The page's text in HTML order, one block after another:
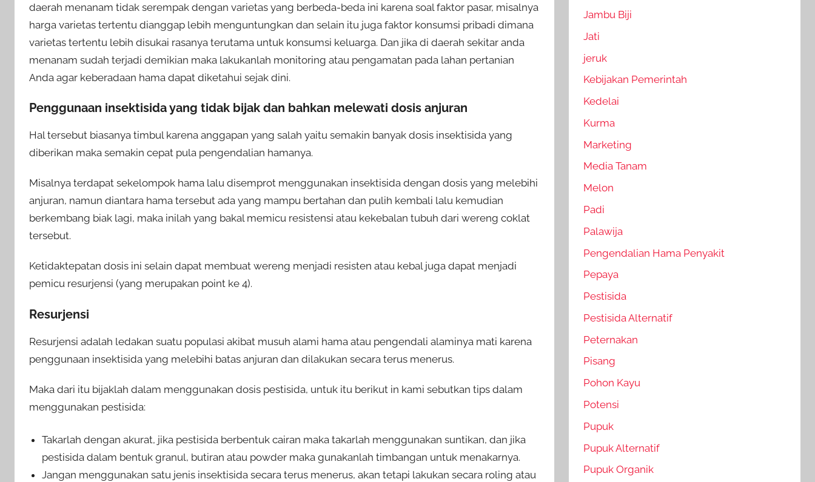
daerah menanam tidak serempak dengan varietas yang berbeda-beda ini karena soal faktor pasar, misalnya
harga varietas tertentu dianggap lebih menguntungkan dan selain itu juga faktor konsumsi pribadi dimana
varietas tertentu lebih disukai rasanya terutama untuk konsumsi keluarga. Dan jika di daerah sekitar anda
menanam sudah terjadi demikian maka lakukanlah monitoring atau pengamatan pada lahan pertanian
Anda agar keberadaan hama dapat diketahui sejak dini.
Penggunaan insektisida yang tidak bijak dan bahkan melewati dosis anjuran
Hal tersebut biasanya timbul karena anggapan yang salah yaitu semakin banyak dosis insektisida yang
diberikan maka semakin cepat pula pengendalian hamanya.
Misalnya terdapat sekelompok hama lalu disemprot menggunakan insektisida dengan dosis yang melebihi
anjuran, namun diantara hama tersebut ada yang mampu bertahan dan pulih kembali lalu kemudian
berkembang biak lagi, maka inilah yang bakal memicu resistensi atau kekebalan tubuh dari wereng coklat
tersebut.
Ketidaktepatan dosis ini selain dapat membuat wereng menjadi resisten atau kebal juga dapat menjadi
pemicu resurjensi (yang merupakan point ke 4).
Resurjensi
Resurjensi adalah ledakan suatu populasi akibat musuh alami hama atau pengendali alaminya mati karena
penggunaan insektisida yang melebihi batas anjuran dan dilakukan secara terus menerus.
Maka dari itu bijaklah dalam menggunakan dosis pestisida, untuk itu berikut in kami sebutkan tips dalam
menggunakan pestisida:
Takarlah dengan akurat, jika pestisida berbentuk cairan maka takarlah menggunakan suntikan, dan jika
pestisida dalam bentuk granul, butiran atau powder maka gunakanlah timbangan untuk menakarnya.
Jangan menggunakan satu jenis insektisida secara terus menerus, akan tetapi lakukan secara roling atau
Jambu Biji
Jati
jeruk
Kebijakan Pemerintah
Kedelai
Kurma
Marketing
Media Tanam
Melon
Padi
Palawija
Pengendalian Hama Penyakit
Pepaya
Pestisida
Pestisida Alternatif
Peternakan
Pisang
Pohon Kayu
Potensi
Pupuk
Pupuk Alternatif
Pupuk Organik